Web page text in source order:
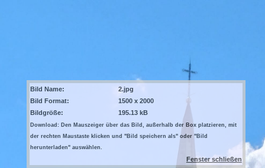
Bild Name:
2.jpg
Bild Format:
1500 x 2000
Bildgröße:
195.13 kB
Download: Den Mauszeiger über das Bild, außerhalb der Box platzieren, mit
der rechten Maustaste klicken und "Bild speichern als" oder "Bild
herunterladen" auswählen.
Fenster schließen